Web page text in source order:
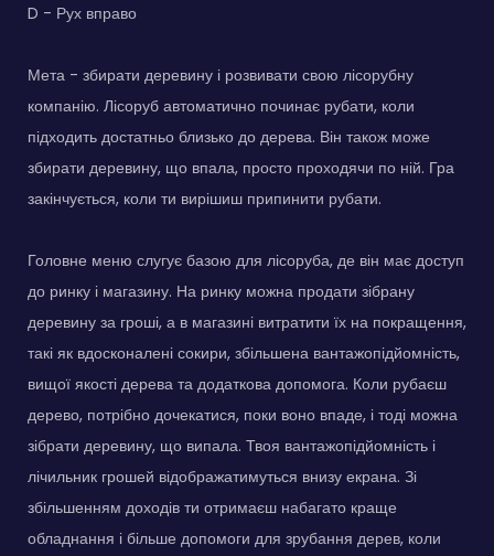
D - Рух вправо
Мета - збирати деревину і розвивати свою лісорубну
компанію. Лісоруб автоматично починає рубати, коли
підходить достатньо близько до дерева. Він також може
збирати деревину, що впала, просто проходячи по ній. Гра
закінчується, коли ти вирішиш припинити рубати.
Головне меню слугує базою для лісоруба, де він має доступ
до ринку і магазину. На ринку можна продати зібрану
деревину за гроші, а в магазині витратити їх на покращення,
такі як вдосконалені сокири, збільшена вантажопідйомність,
вищої якості дерева та додаткова допомога. Коли рубаєш
дерево, потрібно дочекатися, поки воно впаде, і тоді можна
зібрати деревину, що випала. Твоя вантажопідйомність і
лічильник грошей відображатимуться внизу екрана. Зі
збільшенням доходів ти отримаєш набагато краще
обладнання і більше допомоги для зрубання дерев, коли